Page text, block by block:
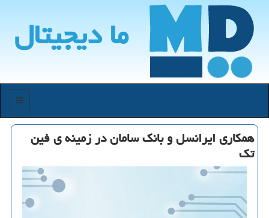
ما دیجیتال
منو
همكاری ایرانسل و بانك سامان در زمینه ی فین
تك